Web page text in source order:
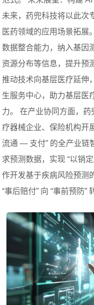
未来，药兜科技将以此次
医药领域的应用场景拓展
数据整合能力，纳入基因
资源分布等信息，提升预
推动技术向基层医疗延伸
生服务中心，助力基层医
力。 在产业协同方面，
疗器械企业、保险机构
流通 — 支付” 的全产业链
求预测数据，实现 “以销
作开发基于疾病风险预测
“事后赔付” 向 “事前预防”